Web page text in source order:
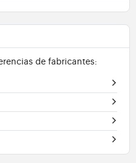
de fabricantes: